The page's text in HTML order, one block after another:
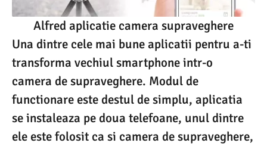
Alfred aplicatie camera supraveghere
Una dintre cele mai bune aplicatii pentru a-ti
transforma vechiul smartphone intr-o
camera de supraveghere. Modul de
functionare este destul de simplu, aplicatia
se instaleaza pe doua telefoane, unul dintre
ele este folosit ca si camera de supraveghere,